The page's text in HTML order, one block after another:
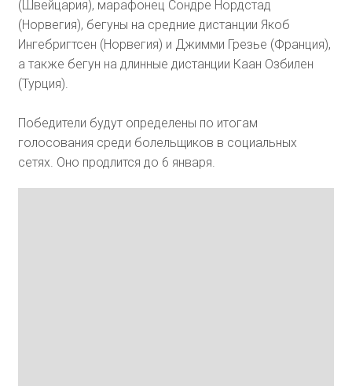
(Швейцария), марафонец Сондре Нордстад
(Норвегия), бегуны на средние дистанции Якоб
Ингебригтсен (Норвегия) и Джимми Грезье (Франция),
а также бегун на длинные дистанции Каан Озбилен
(Турция).
Победители будут определены по итогам
голосования среди болельщиков в социальных
сетях. Оно продлится до 6 января.